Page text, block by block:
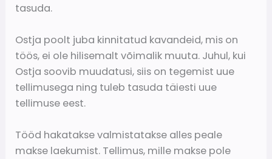
tasuda.
Ostja poolt juba kinnitatud kavandeid, mis on
töös, ei ole hilisemalt võimalik muuta. Juhul, kui
Ostja soovib muudatusi, siis on tegemist uue
tellimusega ning tuleb tasuda täiesti uue
tellimuse eest.
Tööd hakatakse valmistatakse alles peale
makse laekumist. Tellimus, mille makse pole